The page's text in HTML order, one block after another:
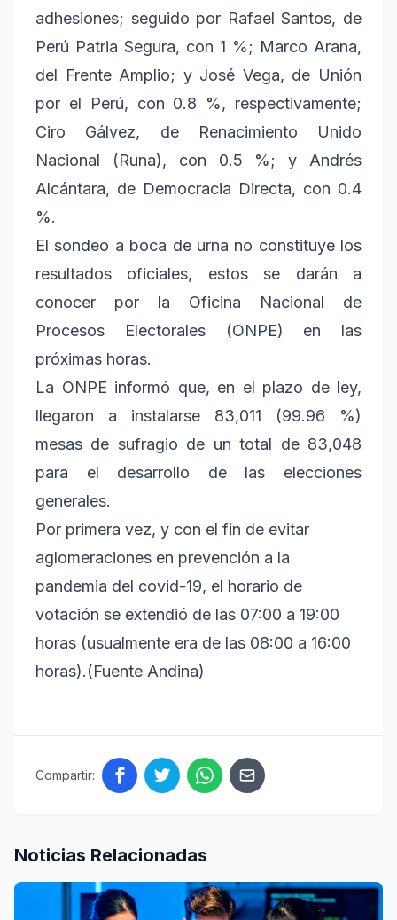
adhesiones; seguido por Rafael Santos, de
Perú Patria Segura, con 1 %; Marco Arana,
del Frente Amplio; y José Vega, de Unión
por el Perú, con 0.8 %, respectivamente;
Ciro Gálvez, de Renacimiento Unido
Nacional (Runa), con 0.5 %; y Andrés
Alcántara, de Democracia Directa, con 0.4
%.
El sondeo a boca de urna no constituye los
resultados oficiales, estos se darán a
conocer por la Oficina Nacional de
Procesos Electorales (ONPE) en las
próximas horas.
La ONPE informó que, en el plazo de ley,
llegaron a instalarse 83,011 (99.96 %)
mesas de sufragio de un total de 83,048
para el desarrollo de las elecciones
generales.
Por primera vez, y con el fin de evitar
aglomeraciones en prevención a la
pandemia del covid-19, el horario de
votación se extendió de las 07:00 a 19:00
horas (usualmente era de las 08:00 a 16:00
horas).(Fuente Andina)
Compartir:
Noticias Relacionadas